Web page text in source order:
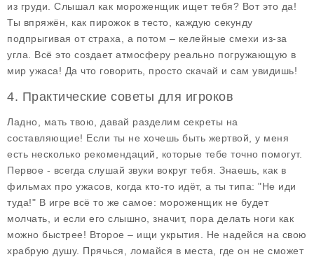
из груди. Слышал как мороженщик ищет тебя? Вот это да!
Ты впряжён, как пирожок в тесто, каждую секунду
подпрыгивая от страха, а потом – келейные смехи из-за
угла. Всё это создает атмосферу реально погружающую в
мир ужаса! Да что говорить, просто скачай и сам увидишь!
4. Практические советы для игроков
Ладно, мать твою, давай разделим секреты на
составляющие! Если ты не хочешь быть жертвой, у меня
есть несколько рекомендаций, которые тебе точно помогут.
Первое - всегда слушай звуки вокруг тебя. Знаешь, как в
фильмах про ужасов, когда кто-то идёт, а ты типа: "Не иди
туда!" В игре всё то же самое: мороженщик не будет
молчать, и если его слышно, значит, пора делать ноги как
можно быстрее! Второе – ищи укрытия. Не надейся на свою
храбрую душу. Прячься, ломайся в места, где он не сможет